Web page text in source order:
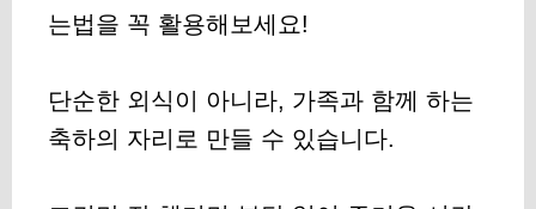
는법을 꼭 활용해보세요!
단순한 외식이 아니라, 가족과 함께 하는
축하의 자리로 만들 수 있습니다.